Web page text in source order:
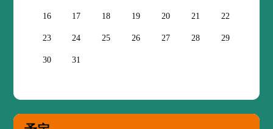
16 17 18 19 20 21 22
23 24 25 26 27 28 29
30 31